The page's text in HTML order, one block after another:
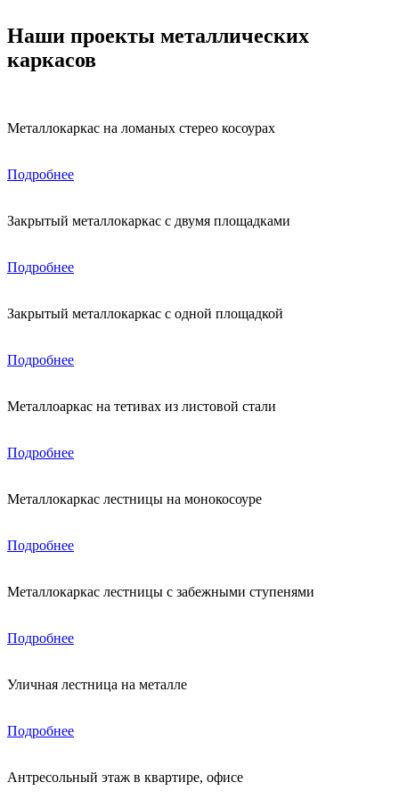
Наши проекты металлических
каркасов
Металлокаркас на ломаных стерео косоурах
Подробнее
Закрытый металлокаркас с двумя площадками
Подробнее
Закрытый металлокаркас с одной площадкой
Подробнее
Металлоаркас на тетивах из листовой стали
Подробнее
Металлокаркас лестницы на монокосоуре
Подробнее
Металлокаркас лестницы с забежными ступенями
Подробнее
Уличная лестница на металле
Подробнее
Антресольный этаж в квартире, офисе